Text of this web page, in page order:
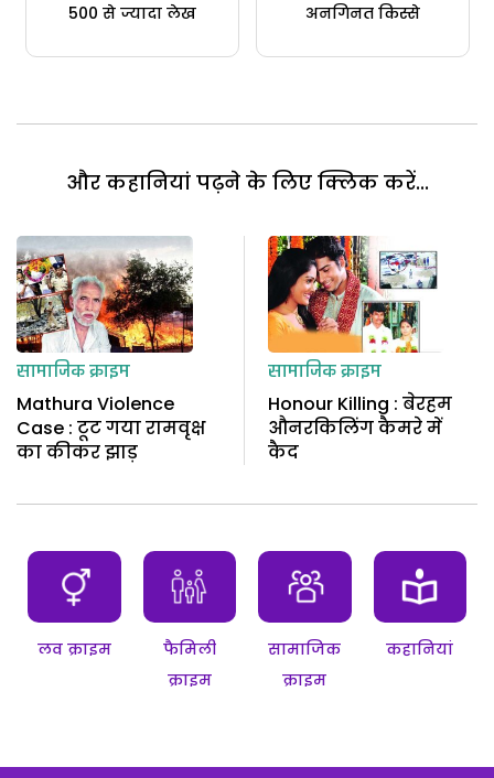
500 से ज्यादा लेख
अनगिनत किस्से
और कहानियां पढ़ने के लिए क्लिक करें...
सामाजिक क्राइम
Mathura Violence
Case : टूट गया रामवृक्ष
का कीकर झाड़
सामाजिक क्राइम
Honour Killing : बेरहम
औनरकिलिंग कैमरे में
कैद
लव क्राइम
फैमिली
क्राइम
सामाजिक
क्राइम
कहानियां